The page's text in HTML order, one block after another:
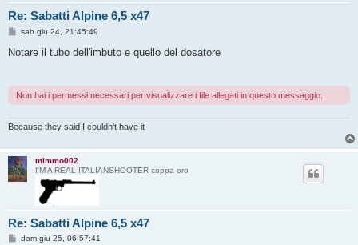
Re: Sabatti Alpine 6,5 x47
M
s
g
i
o
sab giu 24, 21:45:49
Notare il tubo dell'imbuto e quello del dosatore
Non hai i permessi necessari per visualizzare i file allegati in questo messaggio.
Because they said I couldn't have it
mimmo002
I'M A REAL ITALIANSHOOTER-coppa oro
Re: Sabatti Alpine 6,5 x47
Mdom giu 25, 06:57:41